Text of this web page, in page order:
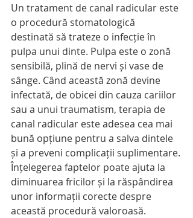
Un tratament de canal radicular este
o procedură stomatologică
destinată să trateze o infecție în
pulpa unui dinte. Pulpa este o zonă
sensibilă, plină de nervi și vase de
sânge. Când această zonă devine
infectată, de obicei din cauza cariilor
sau a unui traumatism, terapia de
canal radicular este adesea cea mai
bună opțiune pentru a salva dintele
și a preveni complicații suplimentare.
Înțelegerea faptelor poate ajuta la
diminuarea fricilor și la răspândirea
unor informații corecte despre
această procedură valoroasă.